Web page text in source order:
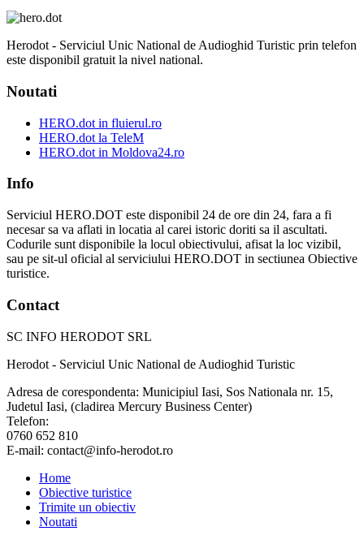
Herodot - Serviciul Unic National de Audioghid Turistic prin telefon
este disponibil gratuit la nivel national.
Noutati
HERO.dot in fluierul.ro
HERO.dot la TeleM
HERO.dot in Moldova24.ro
Info
Serviciul HERO.DOT este disponibil 24 de ore din 24, fara a fi
necesar sa va aflati in locatia al carei istoric doriti sa il ascultati.
Codurile sunt disponibile la locul obiectivului, afisat la loc vizibil,
sau pe sit-ul oficial al serviciului HERO.DOT in sectiunea Obiective
turistice.
Contact
SC INFO HERODOT SRL
Herodot - Serviciul Unic National de Audioghid Turistic
Adresa de corespondenta: Municipiul Iasi, Sos Nationala nr. 15,
Judetul Iasi, (cladirea Mercury Business Center)
Telefon:
0760 652 810
E-mail: contact@info-herodot.ro
Home
Obiective turistice
Trimite un obiectiv
Noutati